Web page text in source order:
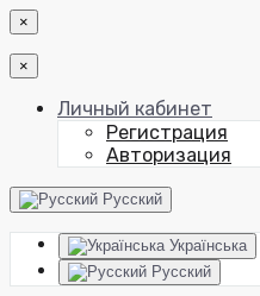
×
×
Личный кабинет
Регистрация
Авторизация
Русский
Українська
Русский